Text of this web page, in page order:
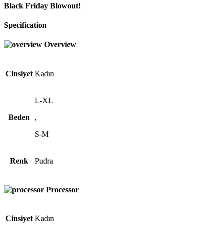
Black Friday Blowout!
Specification
Overview
Cinsiyet Kadın
Beden
L-XL
,
S-M
Renk Pudra
Processor
Cinsiyet Kadın